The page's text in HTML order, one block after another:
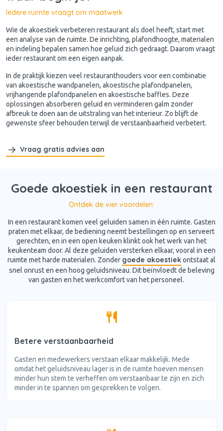
Iedere ruimte vraagt om maatwerk
Wie de akoestiek verbeteren restaurant als doel heeft, start met
een analyse van de ruimte. De inrichting, plafondhoogte, materialen
en indeling bepalen samen hoe geluid zich gedraagt. Daarom vraagt
ieder restaurant om een eigen aanpak.
In de praktijk kiezen veel restauranthouders voor een combinatie
van akoestische wandpanelen, akoestische plafondpanelen,
vrijhangende plafondpanelen en akoestische baffles. Deze
oplossingen absorberen geluid en verminderen galm zonder
afbreuk te doen aan de uitstraling van het interieur. Zo blijft de
gewenste sfeer behouden terwijl de verstaanbaarheid verbetert.
Vraag gratis advies aan
Goede akoestiek in een restaurant
Ontdek de vier voordelen:
In een restaurant komen veel geluiden samen in één ruimte. Gasten
praten met elkaar, de bediening neemt bestellingen op en serveert
gerechten, en in een open keuken klinkt ook het werk van het
keukenteam door. Al deze geluiden versterken elkaar, vooral in een
ruimte met harde materialen. Zonder goede akoestiekontstaat al
snel onrust en een hoog geluidsniveau. Dit beïnvloedt de beleving
van gasten en het werkcomfort van het personeel.
Betere verstaanbaarheid
Gasten en medewerkers verstaan elkaar makkelijk. Mede
omdat het geluidsniveau lager is in de ruimte hoeven mensen
minder hun stem te verheffen om verstaanbaar te zijn en zich
minder in te spannen om gesprekken te volgen.